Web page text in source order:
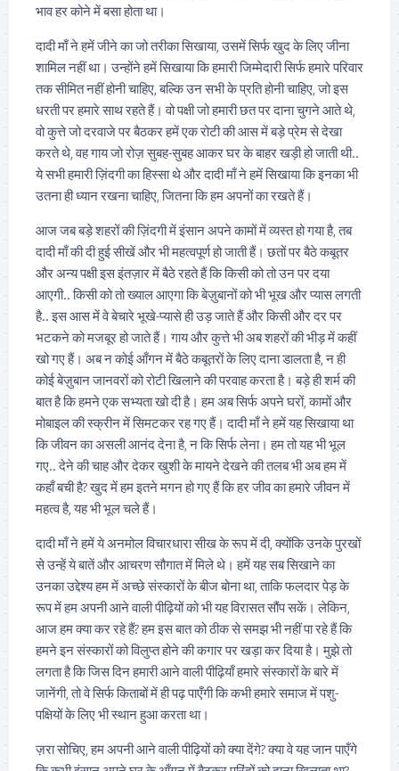
भाव हर कोने में बसा होता था।
दादी माँ ने हमें जीने का जो तरीका सिखाया, उसमें सिर्फ खुद के लिए जीना
शामिल नहीं था। उन्होंने हमें सिखाया कि हमारी जिम्मेदारी सिर्फ हमारे परिवार
तक सीमित नहीं होनी चाहिए, बल्कि उन सभी के प्रति होनी चाहिए, जो इस
धरती पर हमारे साथ रहते हैं। वो पक्षी जो हमारी छत पर दाना चुगने आते थे,
वो कुत्ते जो दरवाजे पर बैठकर हमें एक रोटी की आस में बड़े प्रेम से देखा
करते थे, वह गाय जो रोज़ सुबह-सुबह आकर घर के बाहर खड़ी हो जाती थी..
ये सभी हमारी ज़िंदगी का हिस्सा थे और दादी माँ ने हमें सिखाया कि इनका भी
उतना ही ध्यान रखना चाहिए, जितना कि हम अपनों का रखते हैं।
आज जब बड़े शहरों की ज़िंदगी में इंसान अपने कामों में व्यस्त हो गया है, तब
दादी माँ की दी हुई सीखें और भी महत्वपूर्ण हो जाती हैं। छतों पर बैठे कबूतर
और अन्य पक्षी इस इंतज़ार में बैठे रहते हैं कि किसी को तो उन पर दया
आएगी.. किसी को तो ख्याल आएगा कि बेज़ुबानों को भी भूख और प्यास लगती
है.. इस आस में वे बेचारे भूखे-प्यासे ही उड़ जाते हैं और किसी और दर पर
भटकने को मजबूर हो जाते हैं। गाय और कुत्ते भी अब शहरों की भीड़ में कहीं
खो गए हैं। अब न कोई आँगन में बैठे कबूतरों के लिए दाना डालता है, न ही
कोई बेज़ुबान जानवरों को रोटी खिलाने की परवाह करता है। बड़े ही शर्म की
बात है कि हमने एक सभ्यता खो दी है। हम अब सिर्फ अपने घरों, कामों और
मोबाइल की स्क्रीन में सिमटकर रह गए हैं। दादी माँ ने हमें यह सिखाया था
कि जीवन का असली आनंद देना है, न कि सिर्फ लेना। हम तो यह भी भूल
गए.. देने की चाह और देकर खुशी के मायने देखने की तलब भी अब हम में
कहाँ बची है? खुद में हम इतने मगन हो गए हैं कि हर जीव का हमारे जीवन में
महत्व है, यह भी भूल चले हैं।
दादी माँ ने हमें ये अनमोल विचारधारा सीख के रूप में दी, क्योंकि उनके पुरखों
से उन्हें ये बातें और आचरण सौगात में मिले थे। हमें यह सब सिखाने का
उनका उद्देश्य हम में अच्छे संस्कारों के बीज बोना था, ताकि फलदार पेड़ के
रूप में हम अपनी आने वाली पीढ़ियों को भी यह विरासत सौंप सकें। लेकिन,
आज हम क्या कर रहे हैं? हम इस बात को ठीक से समझ भी नहीं पा रहे हैं कि
हमने इन संस्कारों को विलुप्त होने की कगार पर खड़ा कर दिया है। मुझे तो
लगता है कि जिस दिन हमारी आने वाली पीढ़ियाँ हमारे संस्कारों के बारे में
जानेंगी, तो वे सिर्फ किताबों में ही पढ़ पाएँगी कि कभी हमारे समाज में पशु-
पक्षियों के लिए भी स्थान हुआ करता था।
ज़रा सोचिए, हम अपनी आने वाली पीढ़ियों को क्या देंगे? क्या वे यह जान पाएँगे